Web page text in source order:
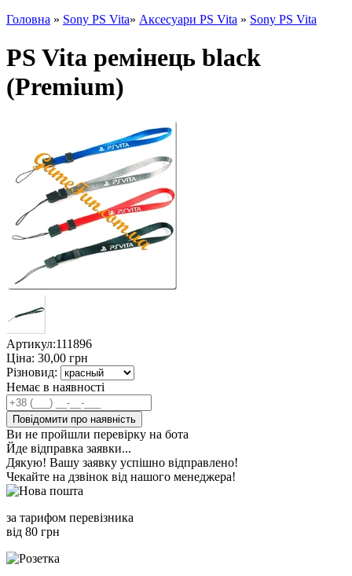
Головна » Sony PS Vita» Аксесуари PS Vita » Sony PS Vita
PS Vita ремінець black
(Premium)
Артикул:111896
Ціна: 30,00 грн
Різновид:
Немає в наявності
Повідомити про наявність
Ви не пройшли перевірку на бота
Йде відправка заявки...
Дякую! Вашу заявку успішно відправлено!
Чекайте на дзвінок від нашого менеджера!
за тарифом перевізника
від 80 грн